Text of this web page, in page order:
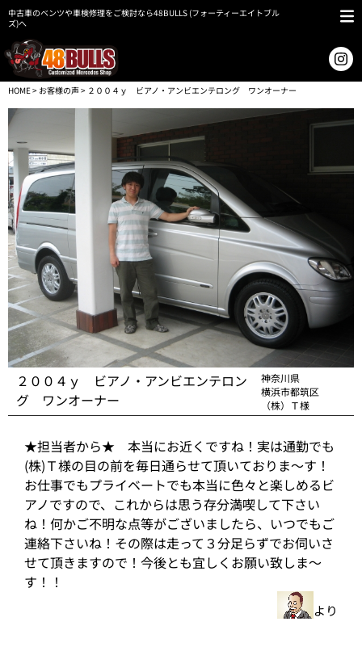
中古車のベンツや車検修理をご検討なら48BULLS (フォーティーエイトブル
ズ)へ
HOME> お客様の声> ２００４ｙ ビアノ・アンビエンテロング ワンオーナー
２００４ｙ ビアノ・アンビエンテロン
グ ワンオーナー
神奈川県
横浜市都筑区
（株）Ｔ様
★担当者から★ 本当にお近くですね！実は通勤でも
(株)Ｔ様の目の前を毎日通らせて頂いておりま～す！
お仕事でもプライベートでも本当に色々と楽しめるビ
アノですので、これからは思う存分満喫して下さい
ね！何かご不明な点等がございましたら、いつでもご
連絡下さいね！その際は走って３分足らずでお伺いさ
せて頂きますので！今後とも宜しくお願い致しま～
す！！
より